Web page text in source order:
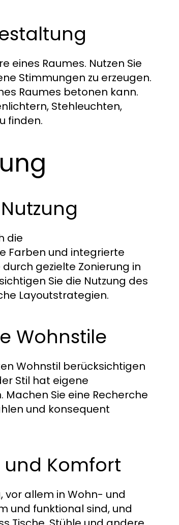
eines Raumes. Nutzen Sie
Stimmungen zu erzeugen.
Raumes betonen kann.
Stehleuchten,
finden.
die
Farben und integrierte
gezielte Zonierung in
Sie die Nutzung des
Layoutstrategien.
Wohnstile
Wohnstil berücksichtigen
Stil hat eigene
Sie eine Recherche
und konsequent
Komfort
vor allem in Wohn- und
und funktional sind, und